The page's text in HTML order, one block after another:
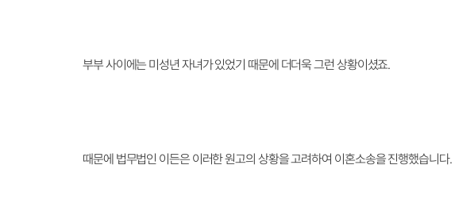
부부 사이에는 미성년 자녀가 있었기 때문에 더더욱 그런 상황이셨죠.
때문에 법무법인 이든은 이러한 원고의 상황을 고려하여 이혼소송을 진행했습니다.